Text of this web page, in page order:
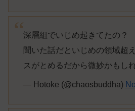
深層組でいじめ起きてたの？
聞いた話だといじめの領域超
スがとめるだから微妙かもし
— Hotoke (@chaosbuddha)